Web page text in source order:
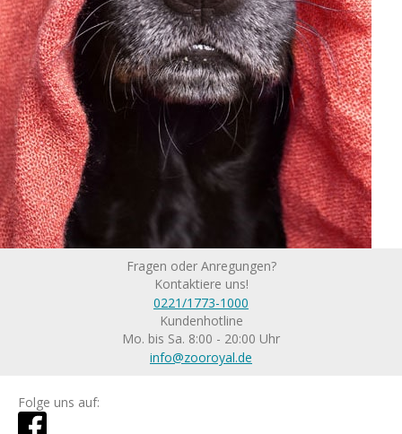
Fragen oder Anregungen?
Kontaktiere uns!
0221/1773-1000
Kundenhotline
Mo. bis Sa. 8:00 - 20:00 Uhr
info@zooroyal.de
Folge uns auf: